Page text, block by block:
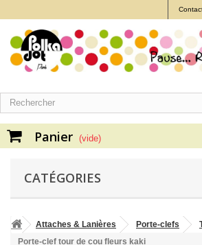
Panier (vide)
CATÉGORIES
Attaches & Lanières Porte-clefs
Porte-clef tour de cou fleurs kaki